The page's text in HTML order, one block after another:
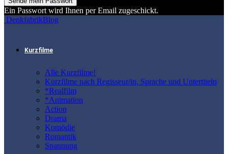
Ein Passwort wird Ihnen per Email zugeschickt.
DenkfabrikBlog
Kurzfilme
Alle Kurzfilme!
Kurzfilme nach Regisseur/in, Sprache und Untertiteln
*Realfilm
*Animation
Action
Drama
Komödie
Romantik
Spannung